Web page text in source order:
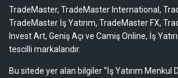
TradeMaster, TradeMaster International,
TradeMaster İş Yatırım, TradeMaster FX,
Invest Art, Geniş Açı ve Camiş Online, İş
tescilli markalarıdır.
Bu sitede yer alan bilgiler “İş Yatırım Menkul